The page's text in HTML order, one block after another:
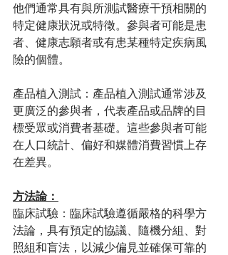
他們通常具有與所測試醫療干預相關的
特定健康狀況或特徵。參與者可能是患
者、健康志願者或有患某種特定疾病風
險的個體。
產品植入測試：產品植入測試通常涉及
更廣泛的參與者，代表產品或品牌的目
標受眾或消費者基礎。這些參與者可能
在人口統計、偏好和媒體消費習慣上存
在差異。
方法論：
臨床試驗：臨床試驗遵循嚴格的科學方
法論，具有預定的協議、隨機分組、對
照組和盲法，以減少偏見並確保可靠的